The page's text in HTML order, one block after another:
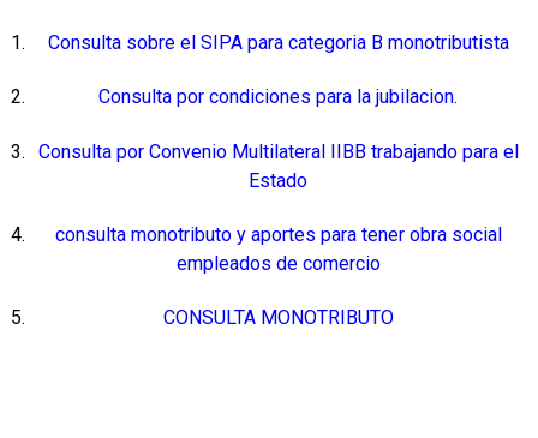
Consulta sobre el SIPA para categoria B monotributista
Consulta por condiciones para la jubilacion.
Consulta por Convenio Multilateral IIBB trabajando para el
Estado
consulta monotributo y aportes para tener obra social
empleados de comercio
CONSULTA MONOTRIBUTO